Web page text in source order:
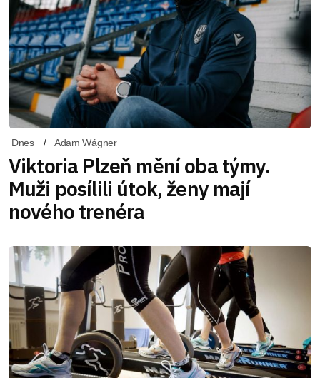
Dnes Adam Wágner
Viktoria Plzeň mění oba týmy.
Muži posílili útok, ženy mají
nového trenéra